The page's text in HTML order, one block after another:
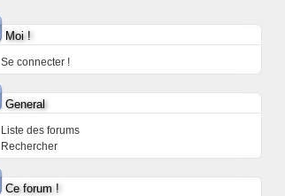
Moi !
Se connecter !
General
Liste des forums
Rechercher
Ce forum !